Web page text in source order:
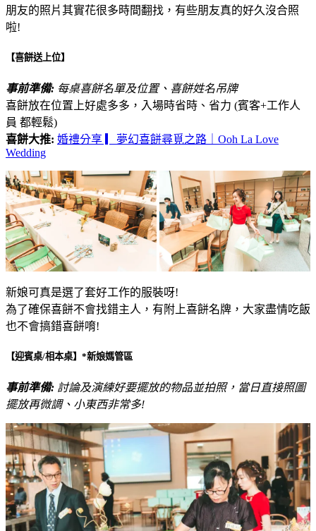
朋友的照片其實花很多時間翻找，有些朋友真的好久沒合照
啦!
【喜餅送上位】
事前準備: 每桌喜餅名單及位置、喜餅姓名吊牌
喜餅放在位置上好處多多，入場時省時、省力 (賓客+工作人
員 都輕鬆)
喜餅大推: 婚禮分享 ▎夢幻喜餅尋覓之路｜Ooh La Love
Wedding
新娘可真是選了套好工作的服裝呀!
為了確保喜餅不會找錯主人，有附上喜餅名牌，大家盡情吃飯
也不會搞錯喜餅唷!
【迎賓桌/相本桌】*新娘媽管區
事前準備: 討論及演練好要擺放的物品並拍照，當日直接照圖
擺放再微調、小東西非常多!